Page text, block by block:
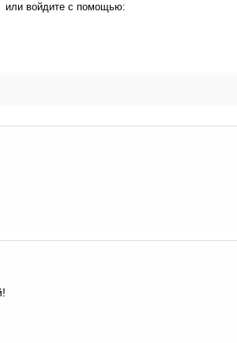
или войдите с помощью: